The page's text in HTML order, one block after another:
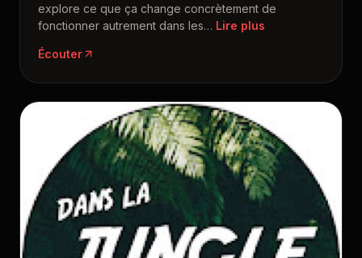
explore ce que ça change concrètement de
fonctionner autrement dans les…
Écouter